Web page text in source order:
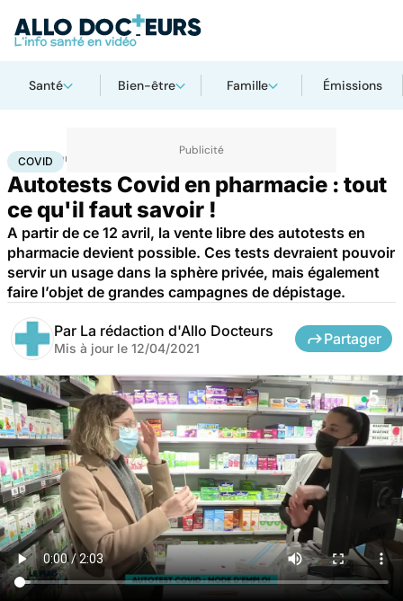
Santé Bien-être Famille Émissions
Accueil Santé
COVID
Autotests Covid en pharmacie : tout
ce qu'il faut savoir !
A partir de ce 12 avril, la vente libre des autotests en
pharmacie devient possible. Ces tests devraient pouvoir
servir un usage dans la sphère privée, mais également
faire l’objet de grandes campagnes de dépistage.
Par La rédaction d'Allo Docteurs
Mis à jour le 12/04/2021
Partager